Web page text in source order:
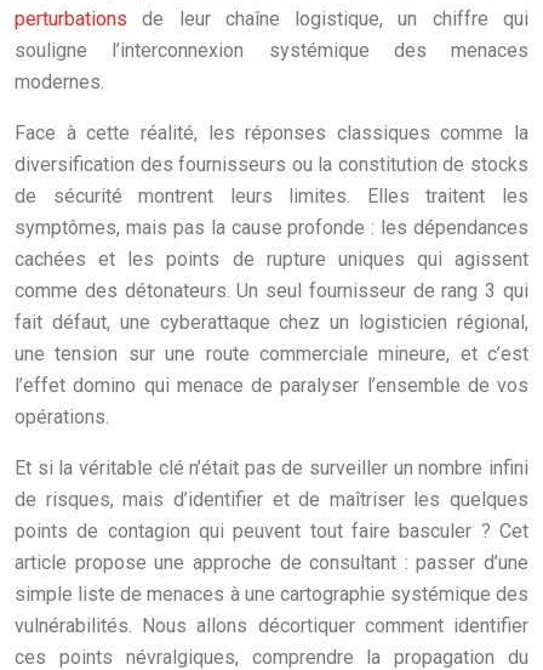
perturbations de leur chaîne logistique, un chiffre qui
souligne l’interconnexion systémique des menaces
modernes.
Face à cette réalité, les réponses classiques comme la
diversification des fournisseurs ou la constitution de stocks
de sécurité montrent leurs limites. Elles traitent les
symptômes, mais pas la cause profonde : les dépendances
cachées et les points de rupture uniques qui agissent
comme des détonateurs. Un seul fournisseur de rang 3 qui
fait défaut, une cyberattaque chez un logisticien régional,
une tension sur une route commerciale mineure, et c’est
l’effet domino qui menace de paralyser l’ensemble de vos
opérations.
Et si la véritable clé n’était pas de surveiller un nombre infini
de risques, mais d’identifier et de maîtriser les quelques
points de contagion qui peuvent tout faire basculer ? Cet
article propose une approche de consultant : passer d’une
simple liste de menaces à une cartographie systémique des
vulnérabilités. Nous allons décortiquer comment identifier
ces points névralgiques, comprendre la propagation du